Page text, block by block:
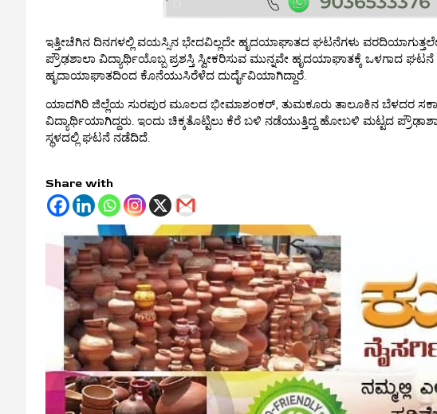
ಇತ್ತೀಚೆಗಿನ ದಿನಗಳಲ್ಲಿ ವಯಸ್ಸಿನ ಭೇದವಿಲ್ಲದೇ ಹೃದಯಾಘಾತದ ಘಟನೆಗಳು
ಪ್ರೌಢಶಾಲಾ ವಿದ್ಯಾರ್ಥಿಯೊಬ್ಬ ಪ್ರಶಸ್ತಿ ಸ್ವೀಕರಿಸುವ ಮುನ್ನವೇ ಹೃದಯಾಘಾತಕ್ಕೆ ಒಳಗಾದ
ಹೃದಾಯಾಘಾತದಿಂದ ಕೊನೆಯುಸಿರೆಳೆದ ದುರ್ದೈವಿಯಾಗಿದ್ದಾರೆ.
ಯಾದಗಿರಿ ಜಿಲ್ಲೆಯ ಸುರಪುರ ಮೂಲದ ಭೀಮಾಶಂಕರ್, ತುಮಕೂರು ತಾಲೂಕಿನ ಬೆಳದರ
ವಿದ್ಯಾರ್ಥಿಯಾಗಿದ್ದರು. ಇಂದು ಚಿಕ್ಕತೊಟ್ಟಿಲು ಕೆರೆ ಬಳಿ ನಡೆಯುತ್ತಿದ್ದ ಹೋಬಳಿ ಮಟ್ಟದ
ಸ್ಥಳದಲ್ಲಿ ಘಟನೆ ನಡೆದಿದೆ.
Share with